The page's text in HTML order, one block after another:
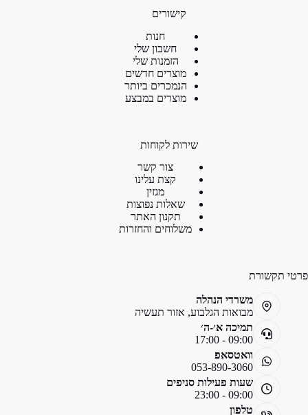
קישורים
חנות
חשבון שלי
הזמנות שלי
מוצרים חדשים
הנמכרים ביותר
מוצרים במבצע
שירות לקוחות
צור קשר
קצת עלינו
מגזין
שאלות נפוצות
תקנון האתר
משלוחים והחזרות
פרטי תקשורת
משרדי הנהלה
מבואות הגלבוע, אזור תעשיה
תמיכה א׳-ה׳
09:00 - 17:00
וואטסאפ
053-890-3060
שעות פעילות סניפים
09:00 - 23:00
טלפון